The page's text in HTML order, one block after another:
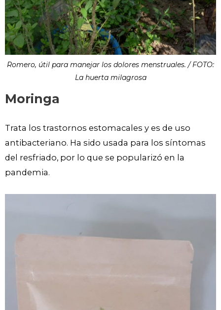
Romero, útil para manejar los dolores menstruales. / FOTO:
La huerta milagrosa
Moringa
Trata los trastornos estomacales y es de uso
antibacteriano. Ha sido usada para los síntomas
del resfriado, por lo que se popularizó en la
pandemia.